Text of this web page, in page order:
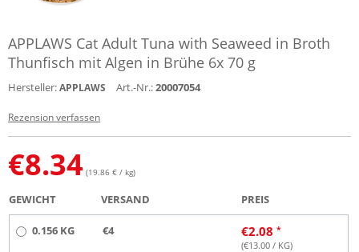
APPLAWS Cat Adult Tuna with Seaweed in Broth
Thunfisch mit Algen in Brühe 6x 70 g
Hersteller:APPLAWS Art.-Nr.:20007054
Rezension verfassen
€8.34 (19.86 € / kg)
GEWICHT VERSAND PREIS
0.156 KG €4 €2.08
(€13.00 / KG)